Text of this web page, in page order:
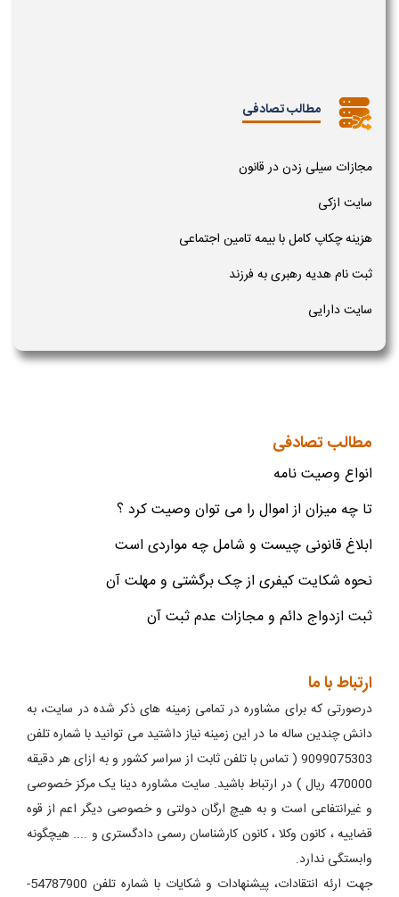
مطالب تصادفی
مجازات سیلی زدن در قانون
سایت ازکی
هزینه چکاپ کامل با بیمه تامین اجتماعی
ثبت نام هدیه رهبری به فرزند
سایت دارایی
مطالب تصادفی
انواع وصیت نامه
تا چه میزان از اموال را می توان وصیت کرد ؟
ابلاغ قانونی چیست و شامل چه مواردی است
نحوه شکایت کیفری از چک برگشتی و مهلت آن
ثبت ازدواج دائم و مجازات عدم ثبت آن
ارتباط با ما
درصورتی که برای مشاوره در تمامی زمینه های ذکر شده در سایت، به
دانش چندین ساله ما در این زمینه نیاز داشتید می توانید با شماره تلفن
9099075303 ( تماس با تلفن ثابت از سراسر کشور و به ازای هر دقیقه
470000 ریال ) در ارتباط باشید. سایت مشاوره دینا یک مرکز خصوصی
و غیرانتفاعی است و به هیچ ارگان دولتی و خصوصی دیگر اعم از قوه
قضاییه ، کانون وکلا ، کانون کارشناسان رسمی دادگستری و .... هیچگونه
وابستگی ندارد.
جهت ارئه انتقادات، پیشنهادات و شکایات با شماره تلفن 54787900-